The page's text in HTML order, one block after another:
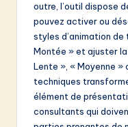
outre, l’outil dispose
pouvez activer ou
styles d’animation
Montée » et ajuster
Lente », « Moyenne »
techniques
élément de
consultants qui